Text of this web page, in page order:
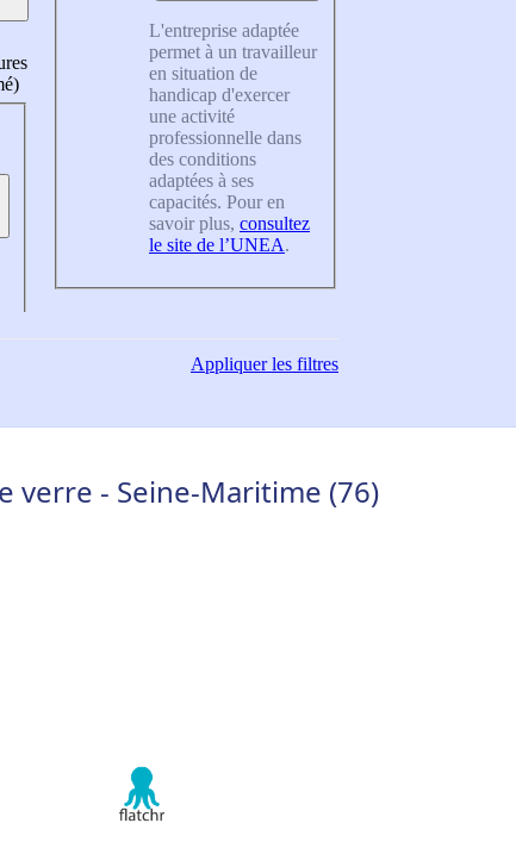
L'entreprise adaptée
permet à un travailleur
en situation de
handicap d'exercer
une activité
professionnelle dans
des conditions
adaptées à ses
capacités. Pour en
savoir plus, consultez
le site de l’UNEA.
Appliquerles filtres
verre - Seine-Maritime (76)